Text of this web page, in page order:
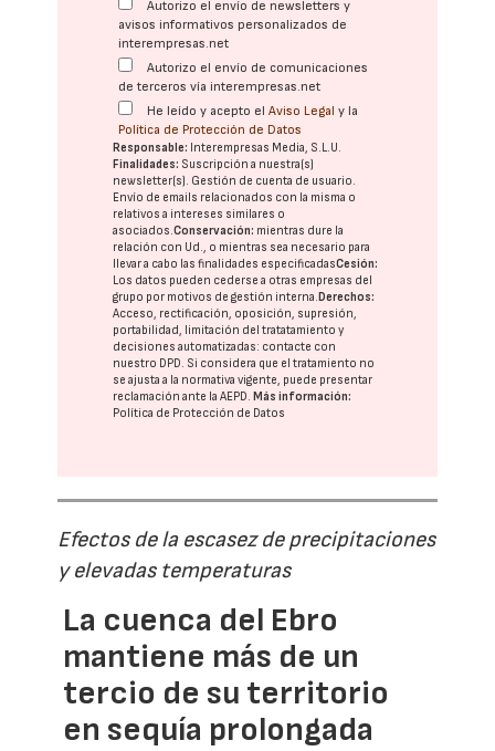
Autorizo el envío de newsletters y
avisos informativos personalizados de
interempresas.net
Autorizo el envío de comunicaciones
de terceros vía interempresas.net
He leído y acepto elAviso Legal y la
Política de Protección de Datos
Responsable: Interempresas Media, S.L.U.
Finalidades: Suscripción a nuestra(s)
newsletter(s). Gestión de cuenta de usuario.
Envío de emails relacionados con la misma o
relativos a intereses similares o
asociados.Conservación: mientras dure la
relación con Ud., o mientras sea necesario para
llevar a cabo las finalidades especificadasCesión:
Los datos pueden cederse a otras empresas del
grupo por motivos de gestión interna.Derechos:
Acceso, rectificación, oposición, supresión,
portabilidad, limitación del tratatamiento y
decisiones automatizadas: contacte con
nuestro DPD. Si considera que el tratamiento no
se ajusta a la normativa vigente, puede presentar
reclamación ante laAEPD.Más información:
Política de Protección de Datos
Efectos de la escasez de precipitaciones
y elevadas temperaturas
La cuenca del Ebro
mantiene más de un
tercio de su territorio
en sequía prolongada